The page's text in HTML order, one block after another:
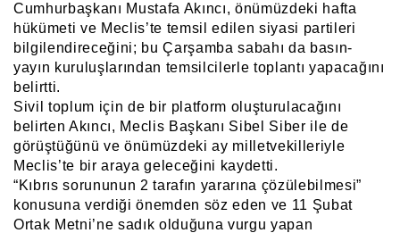
Cumhurbaşkanı Mustafa Akıncı, önümüzdeki hafta
hükümeti ve Meclis’te temsil edilen siyasi partileri
bilgilendireceğini; bu Çarşamba sabahı da basın-
yayın kuruluşlarından temsilcilerle toplantı yapacağını
belirtti.
Sivil toplum için de bir platform oluşturulacağını
belirten Akıncı, Meclis Başkanı Sibel Siber ile de
görüştüğünü ve önümüzdeki ay milletvekilleriyle
Meclis’te bir araya geleceğini kaydetti.
“Kıbrıs sorununun 2 tarafın yararına çözülebilmesi”
konusuna verdiği önemden söz eden ve 11 Şubat
Ortak Metni’ne sadık olduğuna vurgu yapan